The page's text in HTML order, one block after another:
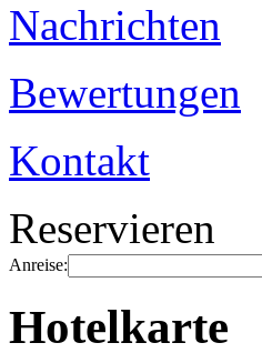
Nachrichten
Bewertungen
Kontakt
Reservieren
Anreise:
Hotelkarte